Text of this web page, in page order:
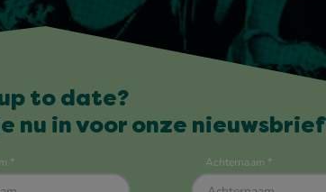
to date?
nu in voor onze